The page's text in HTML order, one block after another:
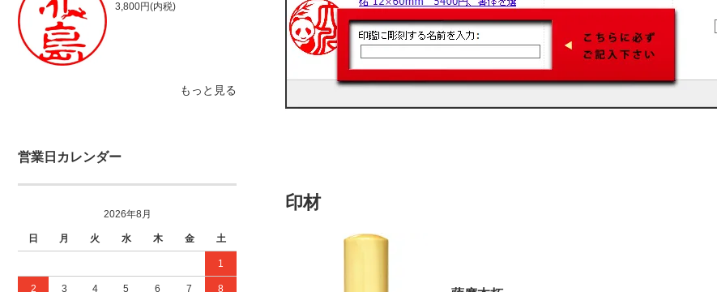
3,800円(内税)
もっと見る
営業日カレンダー
2026年8月
日 月 火 水 木 金 土
1
2 3 4 5 6 7 8
印材